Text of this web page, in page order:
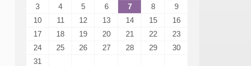
3
4 5 6 7 8
9
10
11 12 13 14 15
16
17
18 19 20 21 22
23
24
25 26 27 28 29
30
31